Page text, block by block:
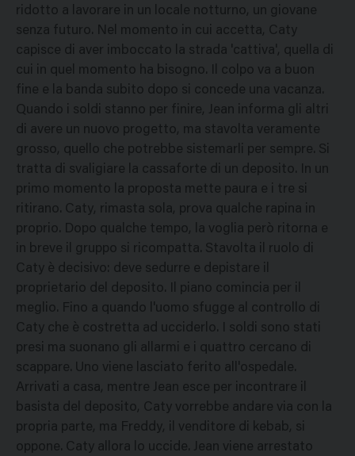
ridotto a lavorare in un locale notturno, un giovane
senza futuro. Nel momento in cui accetta, Caty
capisce di aver imboccato la strada 'cattiva', quella di
cui in quel momento ha bisogno. Il colpo va a buon
fine e la banda subito dopo si concede una vacanza.
Quando i soldi stanno per finire, Jean informa gli altri
di avere un nuovo progetto, ma stavolta veramente
grosso, quello che potrebbe sistemarli per sempre. Si
tratta di svaligiare la cassaforte di un deposito. In un
primo momento la proposta mette paura e i tre si
ritirano. Caty, rimasta sola, prova qualche rapina in
proprio. Dopo qualche tempo, la voglia però ritorna e
in breve il gruppo si ricompatta. Stavolta il ruolo di
Caty è decisivo: deve sedurre e depistare il
proprietario del deposito. Il piano comincia per il
meglio. Fino a quando l'uomo sfugge al controllo di
Caty che è costretta ad ucciderlo. I soldi sono stati
presi ma suonano gli allarmi e i quattro cercano di
scappare. Uno viene lasciato ferito all'ospedale.
Arrivati a casa, mentre Jean esce per incontrare il
basista del deposito, Caty vorrebbe andare via con la
propria parte, ma Freddy, il venditore di kebab, si
oppone. Caty allora lo uccide. Jean viene arrestato